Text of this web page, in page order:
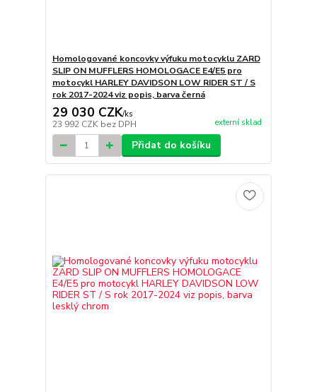
Homologované koncovky výfuku motocyklu ZARD
SLIP ON MUFFLERS HOMOLOGACE E4/E5 pro
motocykl HARLEY DAVIDSON LOW RIDER ST / S
rok 2017-2024 viz popis, barva černá
29 030 CZK/ks
23 992 CZK bez DPH externí sklad
Přidat do košíku